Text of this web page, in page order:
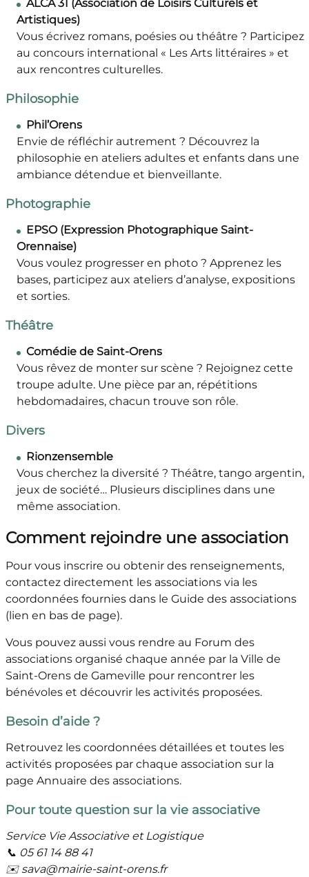
ALCA 31 (Association de Loisirs Culturels et
Artistiques)
Vous écrivez romans, poésies ou théâtre ? Participez
au concours international « Les Arts littéraires » et
aux rencontres culturelles.
Philosophie
Phil’Orens
Envie de réfléchir autrement ? Découvrez la
philosophie en ateliers adultes et enfants dans une
ambiance détendue et bienveillante.
Photographie
EPSO (Expression Photographique Saint-
Orennaise)
Vous voulez progresser en photo ? Apprenez les
bases, participez aux ateliers d’analyse, expositions
et sorties.
Théâtre
Comédie de Saint-Orens
Vous rêvez de monter sur scène ? Rejoignez cette
troupe adulte. Une pièce par an, répétitions
hebdomadaires, chacun trouve son rôle.
Divers
Rionzensemble
Vous cherchez la diversité ? Théâtre, tango argentin,
jeux de société… Plusieurs disciplines dans une
même association.
Comment rejoindre une association
Pour vous inscrire ou obtenir des renseignements,
contactez directement les associations via les
coordonnées fournies dans le Guide des associations
(lien en bas de page).
Vous pouvez aussi vous rendre au Forum des
associations organisé chaque année par la Ville de
Saint-Orens de Gameville pour rencontrer les
bénévoles et découvrir les activités proposées.
Besoin d’aide ?
Retrouvez les coordonnées détaillées et toutes les
activités proposées par chaque association sur la
page Annuaire des associations.
Pour toute question sur la vie associative
Service Vie Associative et Logistique
📞 05 61 14 88 41
✉️ sava@mairie-saint-orens.fr